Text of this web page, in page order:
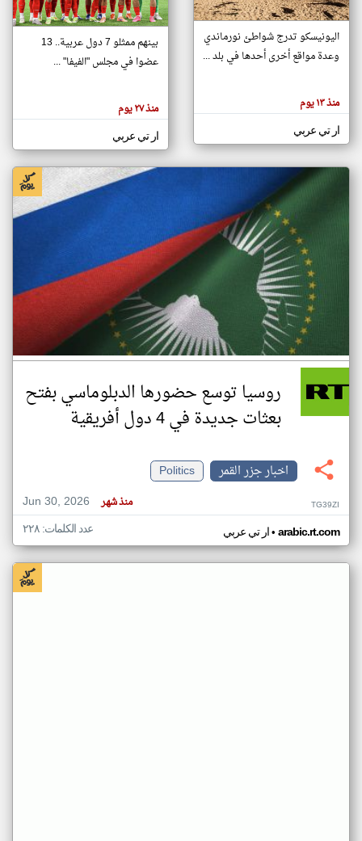
تغيير الدولة
اخبار جزر القمر على مدار الساعة
أهم اخبار جزر القمر العاجلة والمباشرة
هنا عن
وجهة
كاتبيها.
اليونيسكو تدرج شواطئ نورماندي
وعدة مواقع أخرى أحدها في بلد ...
منذ ١٣ يوم
ار تي عربي
بينهم ممثلو 7 دول عربية.. 13
عضوا في مجلس "الفيفا" ...
منذ ٢٧ يوم
ار تي عربي
روسيا توسع حضورها الدبلوماسي بفتح
بعثات جديدة في 4 دول أفريقية
اخبار جزر القمر
Politics
Jun 30, 2026
منذ شهر TG39ZI
ار تي عربي• arabic.rt.com عدد الكلمات: ٢٢٨
klyoum.com